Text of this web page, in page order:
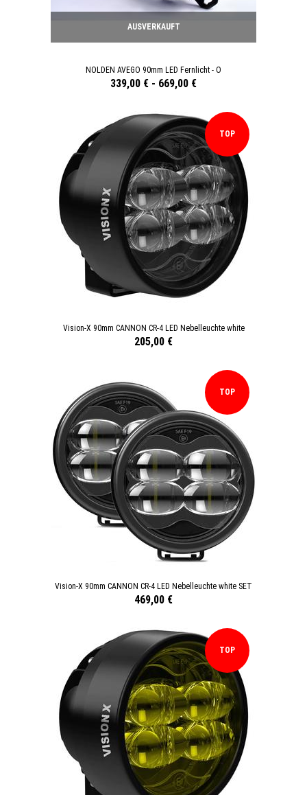
AUSVERKAUFT
NOLDEN AVEGO 90mm LED Fernlicht - O
339,00 € - 669,00 €
TOP
Vision-X 90mm CANNON CR-4 LED Nebelleuchte white
205,00 €
TOP
Vision-X 90mm CANNON CR-4 LED Nebelleuchte white SET
469,00 €
TOP